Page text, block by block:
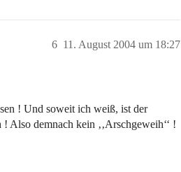
11. August 2004 um 18:27
6
! Und soweit ich weiß, ist der
demnach kein ‚‚Arschgeweih‘‘ !